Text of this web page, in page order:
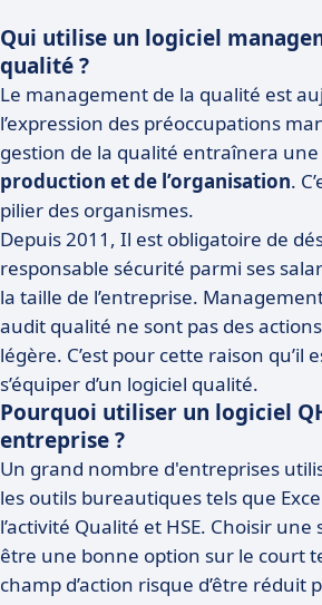
Qui utilise un logiciel
qualité ?
Le management de la qualité est
l’expression des préoccupations
gestion de la qualité entraînera une
production et de l’organisation.
pilier des organismes.
Depuis 2011, Il est obligatoire de
responsable sécurité parmi ses
la taille de l’entreprise.
audit qualité ne sont pas des
légère. C’est pour cette raison qu’il
s’équiper d’un logiciel qualité.
Pourquoi utiliser un logiciel
entreprise ?
Un grand nombre d'entreprises
les outils bureautiques tels que
l’activité Qualité et HSE. Choisir
être une bonne option sur le court
champ d’action risque d’être réduit